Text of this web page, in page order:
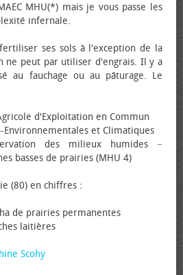
MHU(*) mais je vous passe les
infernale.
ses sols à l'exception de la
ne peut par utiliser d'engrais. Il y a
au fauchage ou au pâturage. Le
d'Exploitation en Commun
Environnementales et Climatiques
des milieux humides −
basses de prairies (MHU 4)
(80) en chiffres :
de prairies permanentes
laitières
Scohy